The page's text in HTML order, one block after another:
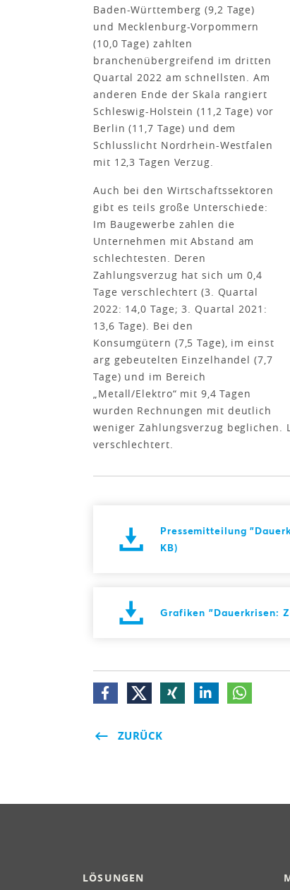
Baden-Württemberg (9,2 Tage)
und Mecklenburg-Vorpommern
(10,0 Tage) zahlten
branchenübergreifend im dritten
Quartal 2022 am schnellsten. Am
anderen Ende der Skala rangiert
Schleswig-Holstein (11,2 Tage) vor
Berlin (11,7 Tage) und dem
Schlusslicht Nordrhein-Westfalen
mit 12,3 Tagen Verzug.
Auch bei den Wirtschaftssektoren
gibt es teils große Unterschiede:
Im Baugewerbe zahlen die
Unternehmen mit Abstand am
schlechtesten. Deren
Zahlungsverzug hat sich um 0,4
Tage verschlechtert (3. Quartal
2022: 14,0 Tage; 3. Quartal 2021:
13,6 Tage). Bei den
Konsumgütern (7,5 Tage), im einst
arg gebeutelten Einzelhandel (7,7
Tage) und im Bereich
„Metall/Elektro“ mit 9,4 Tagen
wurden Rechnungen mit deutlich
weniger Zahlungsverzug beglichen.
verschlechtert.
Pressemitteilung
KB)
Grafiken "Dauerkrisen:
ZURÜCK
LÖSUNGEN